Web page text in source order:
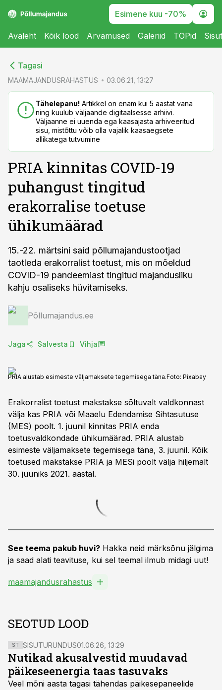
Esimene kuu -70%
Avaleht Kõik lood Arvamused Galeriid TOPid
Tagasi
MAAMAJANDUSRAHASTUS 03.06.21, 13:27
Tähelepanu! Artikkel on enam kui 5 aastat vana
ning kuulub väljaande digitaalsesse arhiivi.
Väljaanne ei uuenda ega kaasajasta arhiveeritud
sisu, mistõttu võib olla vajalik kaasaegsete
allikatega tutvumine
PRIA kinnitas COVID-19
puhangust tingitud
erakorralise toetuse
ühikumäärad
15.-22. märtsini said põllumajandustootjad
taotleda erakorralist toetust, mis on mõeldud
COVID-19 pandeemiast tingitud majandusliku
kahju osaliseks hüvitamiseks.
Põllumajandus.ee
Jaga Salvesta Vihja
PRIA alustab esimeste väljamaksete tegemisega täna.Foto: Pixabay
Erakorralist toetust makstakse sõltuvalt valdkonnast
välja kas PRIA või Maaelu Edendamise Sihtasutuse
(MES) poolt. 1. juunil kinnitas PRIA enda
toetusvaldkondade ühikumäärad. PRIA alustab
esimeste väljamaksete tegemisega täna, 3. juunil. Kõik
toetused makstakse PRIA ja MESi poolt välja hiljemalt
30. juuniks 2021. aastal.
See teema pakub huvi? Hakka neid märksõnu jälgima
ja saad alati teavituse, kui sel teemal ilmub midagi uut!
maamajandusrahastus
SEOTUD LOOD
ST SISUTURUNDUS01.06.26, 13:29
Nutikad akusalvestid muudavad
päikeseenergia taas tasuvaks
Veel mõni aasta tagasi tähendas päikesepaneelide